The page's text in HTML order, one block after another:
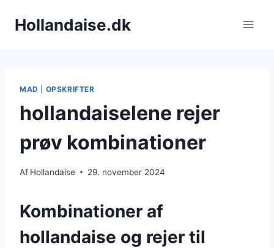
Hollandaise.dk
MAD OPSKRIFTER
hollandaiselene rejer
prøv kombinationer
Af Hollandaise 29. november 2024
Kombinationer af
hollandaise og rejer til